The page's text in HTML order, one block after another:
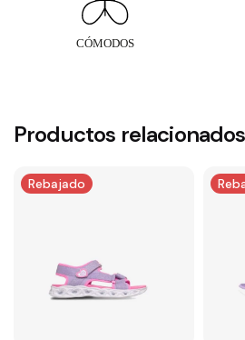
Productos relacionados
Rebajado